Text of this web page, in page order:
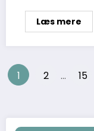
Læs mere
1 2 … 15